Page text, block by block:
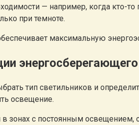
— например, когда кто-
при темноте.
максимальную
тип светильников и
освещение.
зонах с постоянным